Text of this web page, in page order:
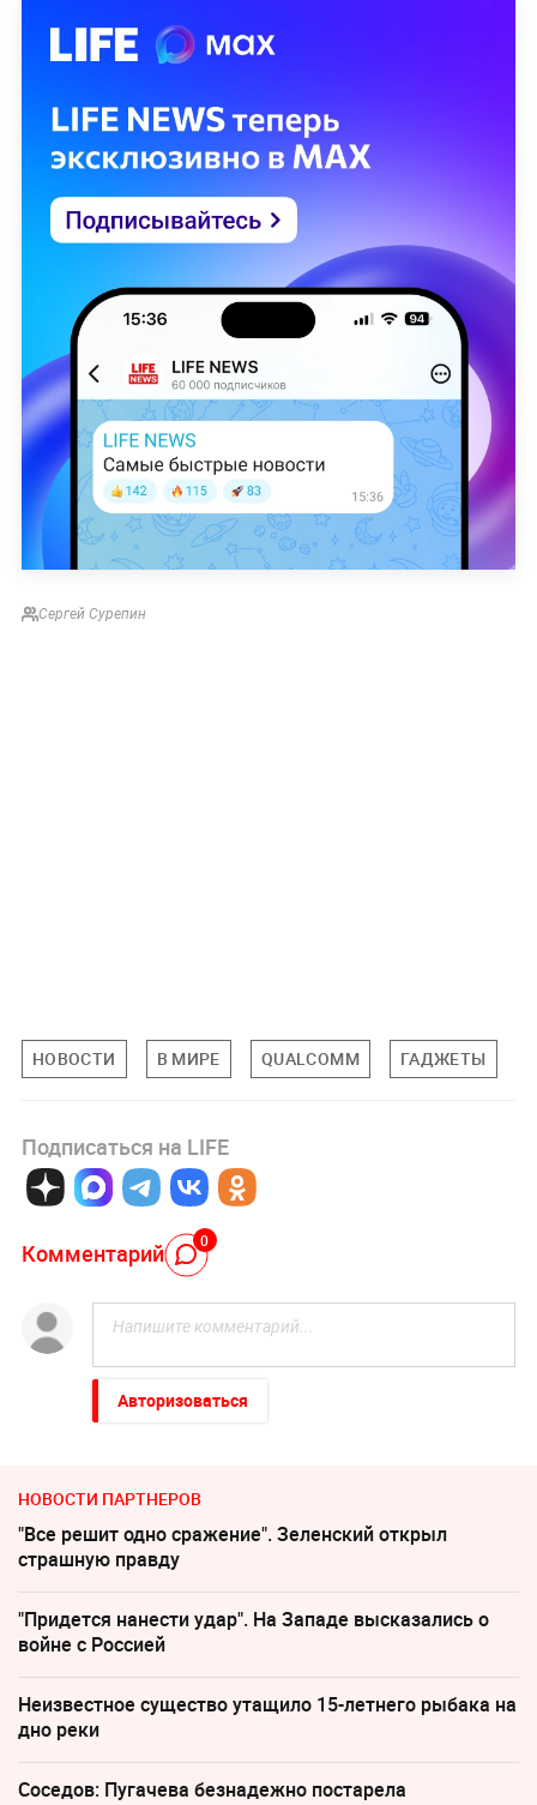
Сергей Сурепин
НОВОСТИ В МИРЕ QUALCOMM ГАДЖЕТЫ
Подписаться на LIFE
Комментарий 0
Авторизоваться
НОВОСТИ ПАРТНЕРОВ
"Все решит одно сражение". Зеленский открыл
страшную правду
"Придется нанести удар". На Западе высказались о
войне с Россией
Неизвестное существо утащило 15-летнего рыбака на
дно реки
Соседов: Пугачева безнадежно постарела